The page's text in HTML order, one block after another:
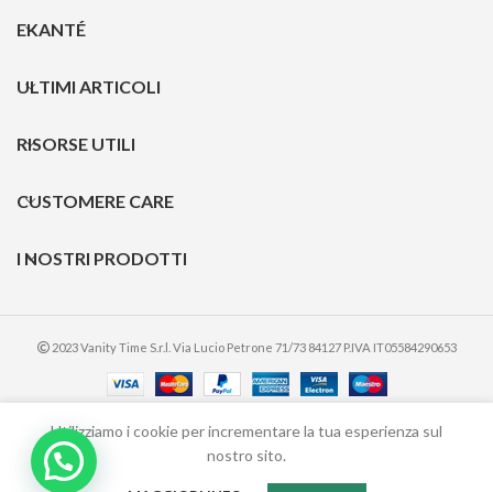
EKANTÉ
ULTIMI ARTICOLI
RISORSE UTILI
CUSTOMERE CARE
I NOSTRI PRODOTTI
2023 Vanity Time S.r.l. Via Lucio Petrone 71/73 84127 P.IVA IT05584290653
Utilizziamo i cookie per incrementare la tua esperienza sul
nostro sito.
FIBER